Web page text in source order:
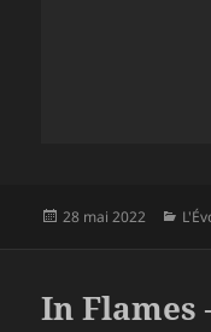
Publié
28 mai 2022
In Flames